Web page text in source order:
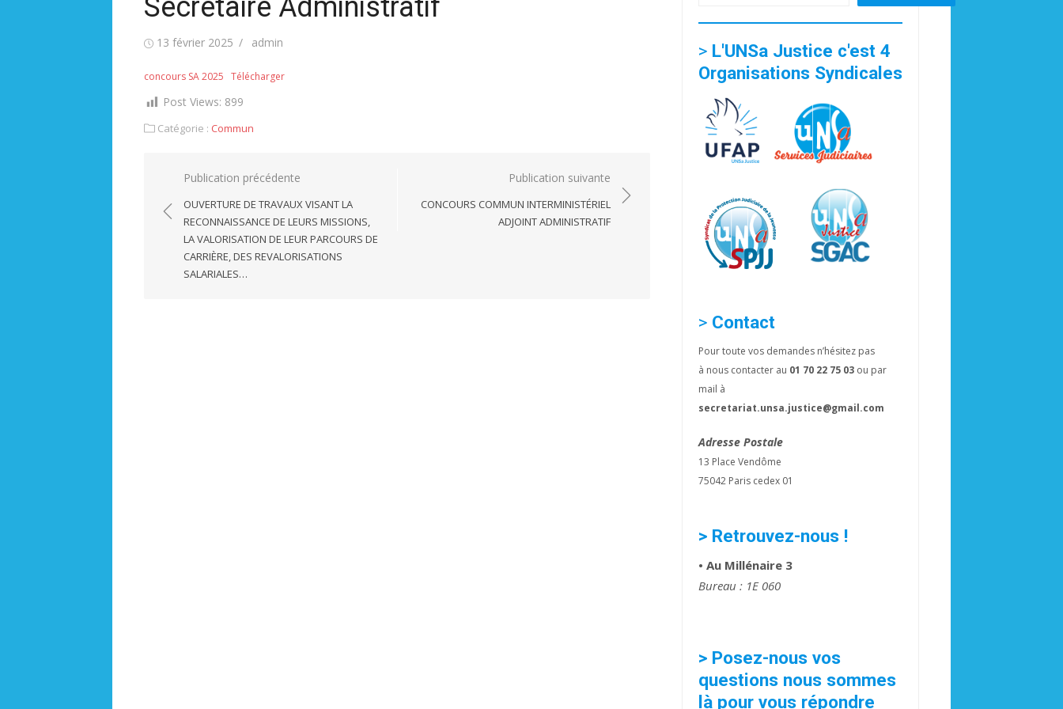
Secrétaire Administratif
Publié13 février 2025 Auteur/autrice
admin
concours SA 2025 Télécharger
Post Views: 899
Catégorie : Commun
Navigation
de
l’article
Publication précédente
OUVERTURE DE TRAVAUX VISANT LA
RECONNAISSANCE DE LEURS MISSIONS,
LA VALORISATION DE LEUR PARCOURS DE
CARRIÈRE, DES REVALORISATIONS
SALARIALES…
Publication suivante
CONCOURS COMMUN INTERMINISTÉRIEL
ADJOINT ADMINISTRATIF
> L'UNSa Justice c'est 4
Organisations Syndicales
> Contact
Pour toute vos demandes n’hésitez pas
à nous contacter au 01 70 22 75 03 ou par
mail à
secretariat.unsa.justice@gmail.com
Adresse Postale
13 Place Vendôme
75042 Paris cedex 01
> Retrouvez-nous !
• Au Millénaire 3
Bureau : 1E 060
> Posez-nous vos
questions nous sommes
là pour vous répondre